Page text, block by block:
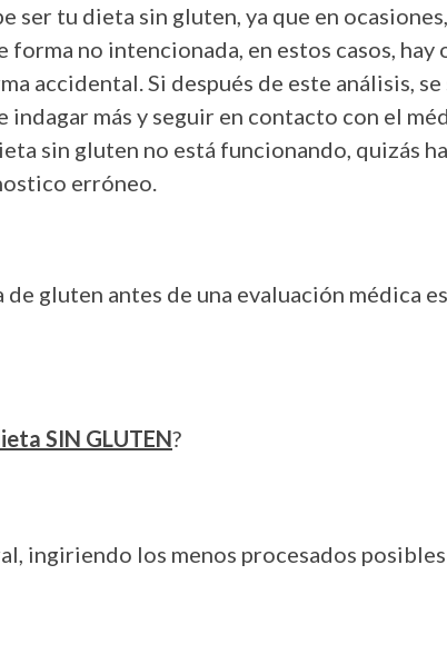
ser tu dieta sin gluten, ya que en
no intencionada, en estos casos, hay
accidental. Si después de este análisis,
indagar más y seguir en contacto con el
sin gluten no está funcionando, quizás
erróneo.
gluten antes de una evaluación médica
SIN GLUTEN?
ingiriendo los menos procesados posibles